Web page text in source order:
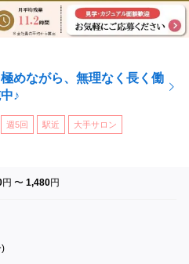
めながら、無理なく長く働
♪
週5回 駅近 大手サロン
円 〜1,480円
)